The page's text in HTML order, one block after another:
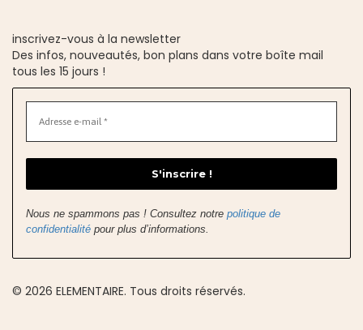
inscrivez-vous à la newsletter
Des infos, nouveautés, bon plans dans votre boîte mail
tous les 15 jours !
Nous ne spammons pas ! Consultez notre politique de
confidentialité pour plus d’informations.
© 2026 ELEMENTAIRE. Tous droits réservés.